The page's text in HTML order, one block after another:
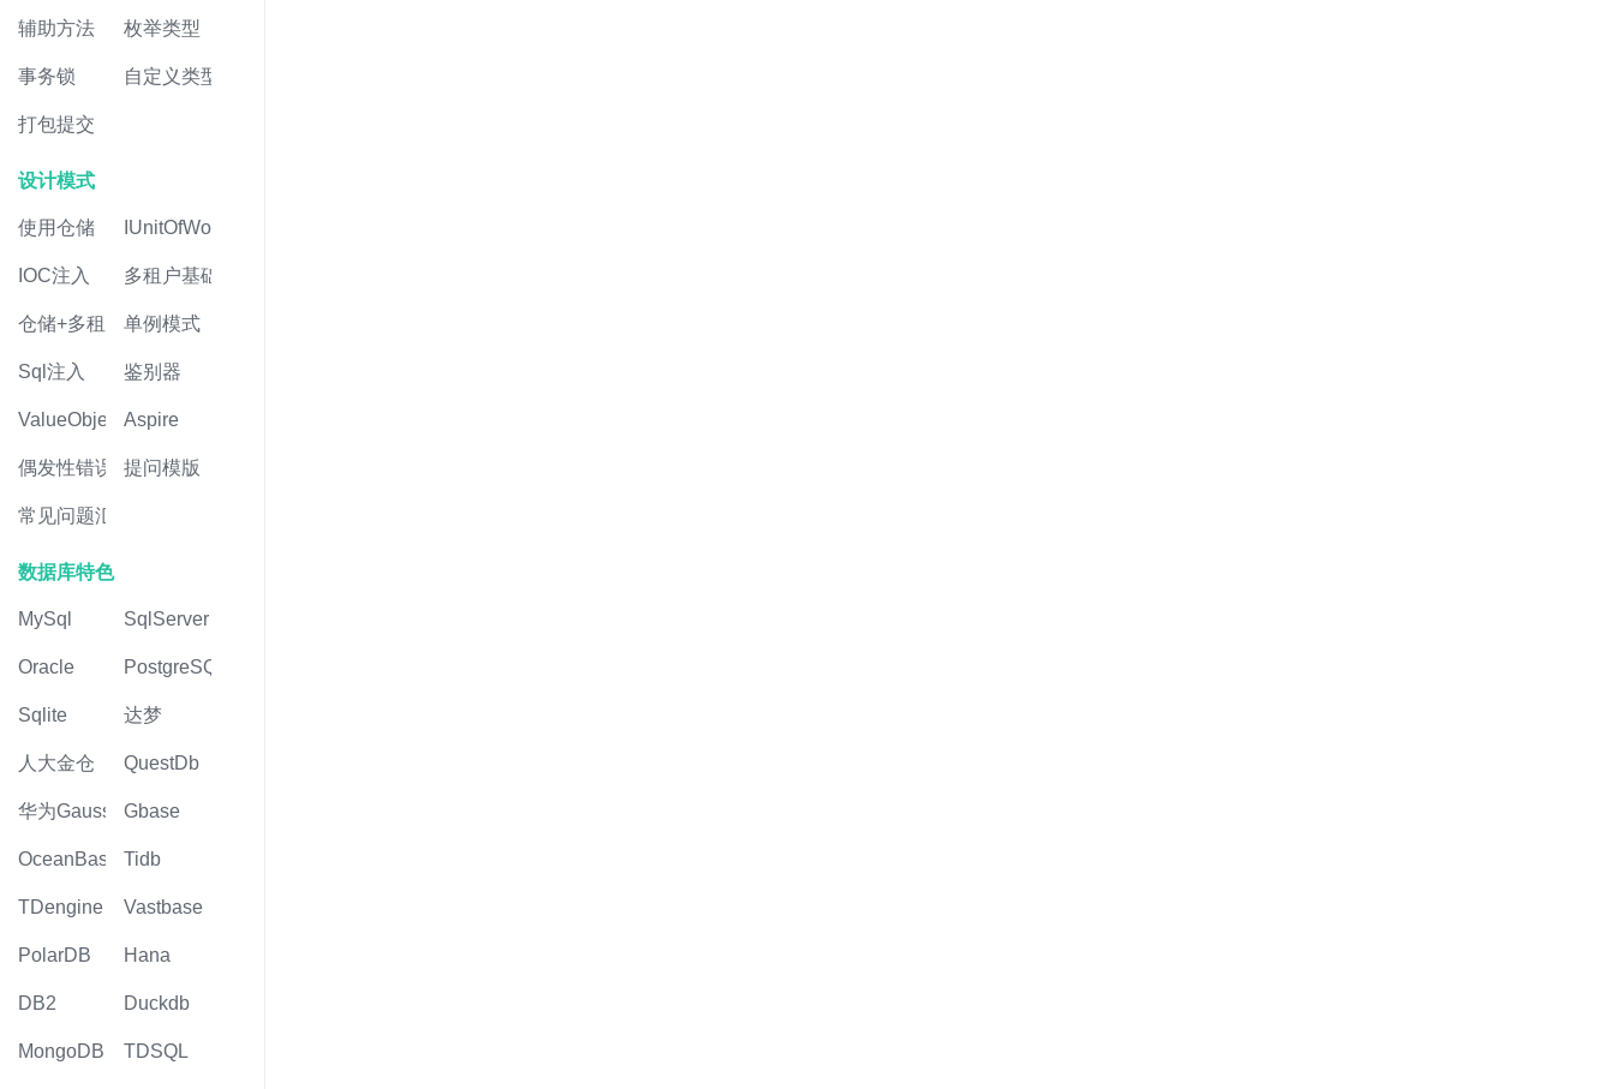
辅助方法 枚举类型
事务锁 自定义类型
打包提交
设计模式
使用仓储 IUnitOfWork
IOC注入 多租户基础
仓储+多租户单例模式
Sql注入 鉴别器
ValueObject值对象
Aspire
偶发性错误 提问模版
常见问题汇总
数据库特色
MySql SqlServer
Oracle PostgreSQL
Sqlite 达梦
人大金仓 QuestDb
华为Gauss Gbase
OceanBase Tidb
TDengine Vastbase
PolarDB Hana
DB2 Duckdb
MongoDB TDSQL